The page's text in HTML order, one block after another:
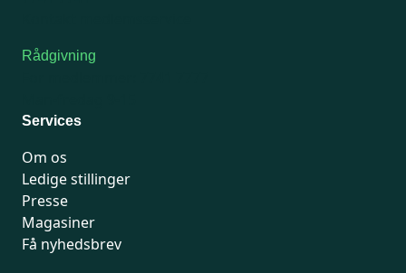
Rådgivning
Services
Om os
Ledige stillinger
Presse
Magasiner
Få nyhedsbrev